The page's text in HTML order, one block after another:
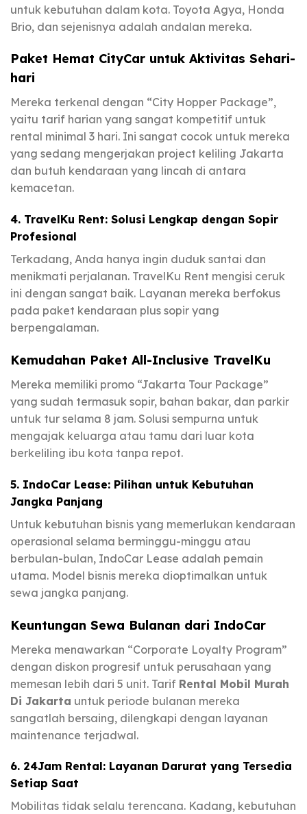
untuk kebutuhan dalam kota. Toyota Agya, Honda
Brio, dan sejenisnya adalah andalan mereka.
Paket Hemat CityCar untuk Aktivitas Sehari-
hari
Mereka terkenal dengan “City Hopper Package”,
yaitu tarif harian yang sangat kompetitif untuk
rental minimal 3 hari. Ini sangat cocok untuk mereka
yang sedang mengerjakan project keliling Jakarta
dan butuh kendaraan yang lincah di antara
kemacetan.
4. TravelKu Rent: Solusi Lengkap dengan Sopir
Profesional
Terkadang, Anda hanya ingin duduk santai dan
menikmati perjalanan. TravelKu Rent mengisi ceruk
ini dengan sangat baik. Layanan mereka berfokus
pada paket kendaraan plus sopir yang
berpengalaman.
Kemudahan Paket All-Inclusive TravelKu
Mereka memiliki promo “Jakarta Tour Package”
yang sudah termasuk sopir, bahan bakar, dan parkir
untuk tur selama 8 jam. Solusi sempurna untuk
mengajak keluarga atau tamu dari luar kota
berkeliling ibu kota tanpa repot.
5. IndoCar Lease: Pilihan untuk Kebutuhan
Jangka Panjang
Untuk kebutuhan bisnis yang memerlukan kendaraan
operasional selama berminggu-minggu atau
berbulan-bulan, IndoCar Lease adalah pemain
utama. Model bisnis mereka dioptimalkan untuk
sewa jangka panjang.
Keuntungan Sewa Bulanan dari IndoCar
Mereka menawarkan “Corporate Loyalty Program”
dengan diskon progresif untuk perusahaan yang
memesan lebih dari 5 unit. Tarif Rental Mobil Murah
Di Jakarta untuk periode bulanan mereka
sangatlah bersaing, dilengkapi dengan layanan
maintenance terjadwal.
6. 24Jam Rental: Layanan Darurat yang Tersedia
Setiap Saat
Mobilitas tidak selalu terencana. Kadang, kebutuhan